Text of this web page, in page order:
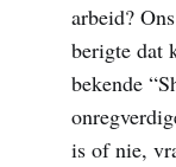
arbeid?
berigte dat
bekende
is of nie,